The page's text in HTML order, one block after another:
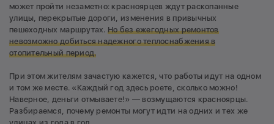
может пройти незаметно: красноярцев ждут раскопанные
улицы, перекрытые дороги, изменения в привычных
пешеходных маршрутах. Но без ежегодных ремонтов
невозможно добиться надежного теплоснабжения в
отопительный период.
При этом жителям зачастую кажется, что работы идут на одном
и том же месте. «Каждый год здесь роете, сколько можно!
Наверное, деньги отмываете!» — возмущаются красноярцы.
Разбираемся, почему ремонты могут идти на одних и тех же